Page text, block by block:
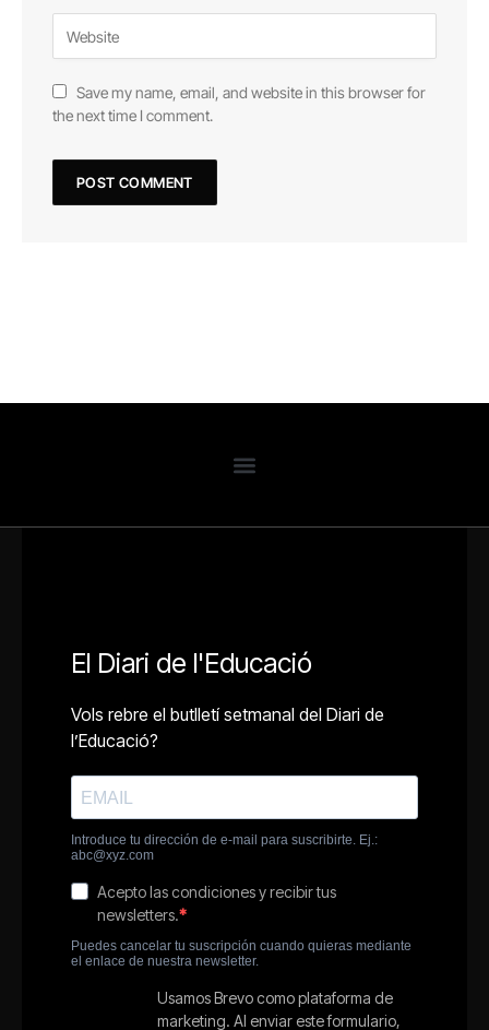
Save my name, email, and website in this browser for
the next time I comment.